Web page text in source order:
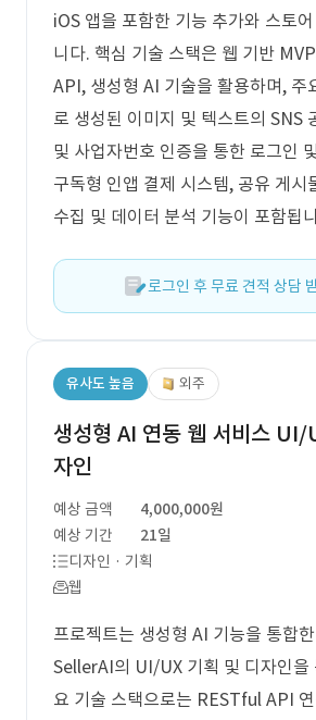
iOS 앱을 포함한 기능 추가와 스토
니다. 핵심 기술 스택은 웹 기반
API, 생성형 AI 기술을 활용하며, 주
로 생성된 이미지 및 텍스트의 SNS
및 사업자번호 인증을 통한 로그인
구독형 인앱 결제 시스템, 공유 게시
수집 및 데이터 분석 기능이 포함됩
로그인 후 무료 견적 상담
유사도 높음 외주
생성형 AI 연동 웹 서비스 UI/
자인
예상 금액
4,000,000원
예상 기간
21일
디자인 · 기획
웹
프로젝트는 생성형 AI 기능을 통합
SellerAI의 UI/UX 기획 및 디자인을
요 기술 스택으로는 RESTful API 연